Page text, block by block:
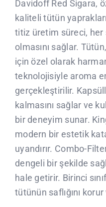
Davidoff Red Sigara,
kaliteli tütün
titiz üretim süreci, her
olmasını sağlar.
için özel olarak
teknolojisiyle aroma
gerçekleştirilir.
kalmasını sağlar ve
bir deneyim sunar.
modern bir estetik
uyandırır. Combo-
dengeli bir şekilde
hale getirir. Birinci
tütünün saflığını